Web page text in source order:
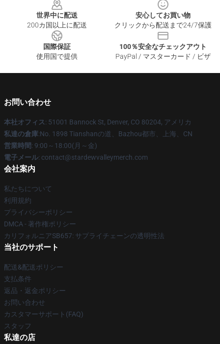
世界中に配送
200カ国以上に配送
安心してお買い物
クリックから配送まで24/7保護
国際保証
使用国で提供
100％安全なチェックアウト
PayPal / マスターカード / ビザ
お問い合わせ
本社オフィス: 51001 Bannock St, Denver, CO 80204, アメリカ
私達の倉庫:No. 1898 Tianshanの道、Bazhou都市、上海、CN
営業時間: 9:00～18:00(月～金)
電子メール: contact@stardewvalleymerch.com
会社案内
私たちについて
利用規約
プライバシーポリシー
DMCA - 著作権ポリシー
カリフォルニアSB657: サプライチェーンの透明性法
当社のサポート
配送&配送ポリシー
支払条件
返品・返金ポリシー
お問い合わせ
カスタマーサポート(FAQ)
スタッフ
私達の店